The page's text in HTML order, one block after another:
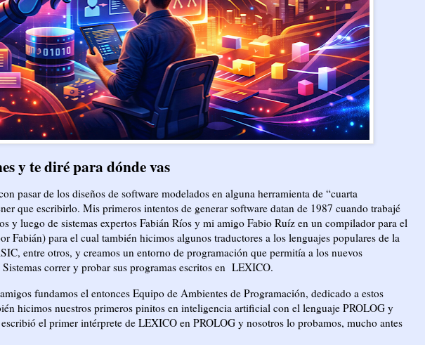
y te diré para dónde vas
pasar de los diseños de software modelados en alguna herramienta de “cuarta
que escribirlo. Mis primeros intentos de generar software datan de 1987 cuando trabajé
y luego de sistemas expertos Fabián Ríos y mi amigo Fabio Ruíz en un compilador para el
Fabián) para el cual también hicimos algunos traductores a los lenguajes populares de la
entre otros, y creamos un entorno de programación que permitía a los nuevos
correr y probar sus programas escritos en LEXICO.
fundamos el entonces Equipo de Ambientes de Programación, dedicado a estos
hicimos nuestros primeros pinitos en inteligencia artificial con el lenguaje PROLOG y
el primer intérprete de LEXICO en PROLOG y nosotros lo probamos, mucho antes